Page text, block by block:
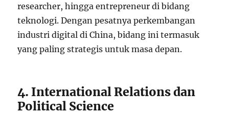
researcher, hingga entrepreneur di bidang
teknologi. Dengan pesatnya perkembangan
industri digital di China, bidang ini termasuk
yang paling strategis untuk masa depan.
4. International Relations dan
Political Science